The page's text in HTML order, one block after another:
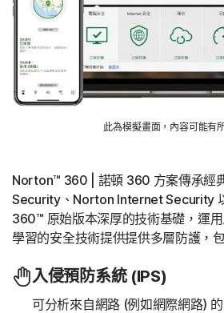
此為模擬畫面，內容可能有
Norton™ 360 | 諾頓 360 方案傳承經
Security、Norton Internet Security
360™ 原始版本深厚的技術基礎，運
學習的安全技術提供提供多層防護，
入侵預防系統 (IPS)
可分析來自網路 (例如網際網路)